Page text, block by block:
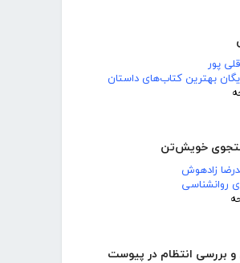
پور
بهترین کتاب‌های داستان
خویش‌تن
زادهوش
روانشناسی
و بررسی انتظام در پیوست